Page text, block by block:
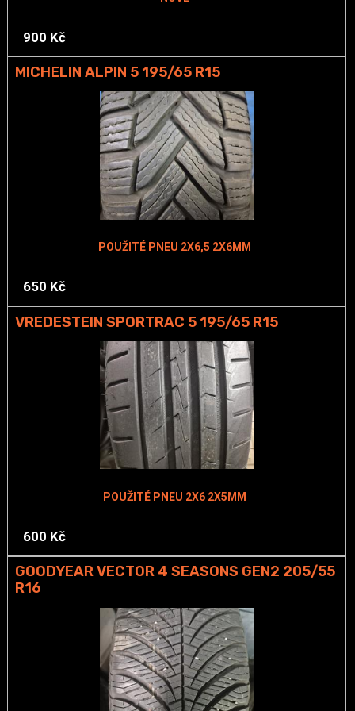
900 Kč
MICHELIN ALPIN 5 195/65 R15
POUŽITÉ PNEU 2X6,5 2X6MM
650 Kč
VREDESTEIN SPORTRAC 5 195/65 R15
POUŽITÉ PNEU 2X6 2X5MM
600 Kč
GOODYEAR VECTOR 4 SEASONS GEN2 205/55
R16